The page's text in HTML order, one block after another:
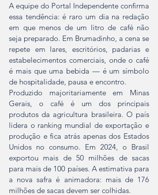
A equipe do Portal Independente confirma
essa tendência: é raro um dia na redação
em que menos de um litro de café não
seja preparado. Em Brumadinho, a cena se
repete em lares, escritórios, padarias e
estabelecimentos comerciais, onde o café
é mais que uma bebida — é um símbolo
de hospitalidade, pausa e encontro.
Produzido majoritariamente em Minas
Gerais, o café é um dos principais
produtos da agricultura brasileira. O país
lidera o ranking mundial de exportação e
produção e fica atrás apenas dos Estados
Unidos no consumo. Em 2024, o Brasil
exportou mais de 50 milhões de sacas
para mais de 100 países. A estimativa para
a nova safra é animadora: mais de 176
milhões de sacas devem ser colhidas.